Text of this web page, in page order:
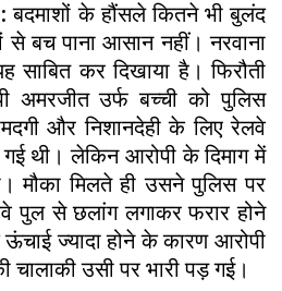
बदमाशों के हौंसले कितने भी बुलंद
से बच पाना आसान नहीं। नरवाना
साबित कर दिखाया है। फिरौती
अमरजीत उर्फ बच्ची को पुलिस
और निशानदेही के लिए रेलवे
थी। लेकिन आरोपी के दिमाग में
मौका मिलते ही उसने पुलिस पर
पुल से छलांग लगाकर फरार होने
ज्यादा होने के कारण आरोपी
उसी पर भारी पड़ गई।